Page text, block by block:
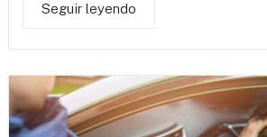
Seguir leyendo